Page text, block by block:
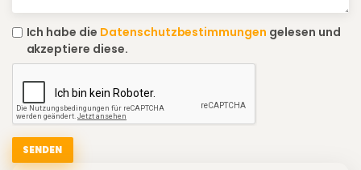
Ich habe die Datenschutzbestimmungen gelesen und
akzeptiere diese.